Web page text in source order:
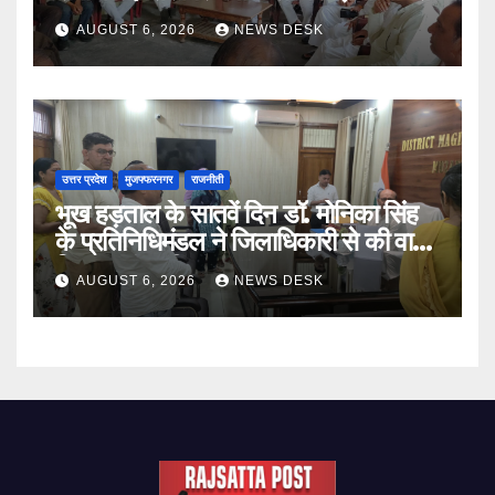
AUGUST 6, 2026 NEWS DESK
उत्तर प्रदेश मुजफ्फरनगर राजनीती
भूख हड़ताल के सातवें दिन डॉ. मोनिका सिंह
के प्रतिनिधिमंडल ने जिलाधिकारी से की वार्ता,
निष्पक्ष जांच की मांग
AUGUST 6, 2026 NEWS DESK